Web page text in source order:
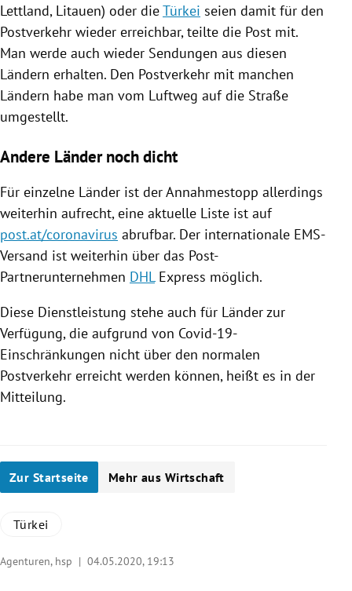
Lettland, Litauen) oder dieTürkei seien damit für den
Postverkehr wieder erreichbar, teilte die Post mit.
Man werde auch wieder Sendungen aus diesen
Ländern erhalten. Den Postverkehr mit manchen
Ländern habe man vom Luftweg auf die Straße
umgestellt.
Andere Länder noch dicht
Für einzelne Länder ist derAnnahmestopp allerdings
weiterhin aufrecht, eine aktuelle Liste ist auf
post.at/coronavirus abrufbar. Der internationale EMS-
Versand ist weiterhin über das Post-
Partnerunternehmen DHLExpress möglich.
Diese Dienstleistung stehe auch für Länder zur
Verfügung, die aufgrund von Covid-19-
Einschränkungen nicht über den normalen
Postverkehr erreicht werden können, heißt es in der
Mitteilung.
Zur Startseite Mehr aus Wirtschaft
Türkei
Agenturen, hsp | 04.05.2020, 19:13